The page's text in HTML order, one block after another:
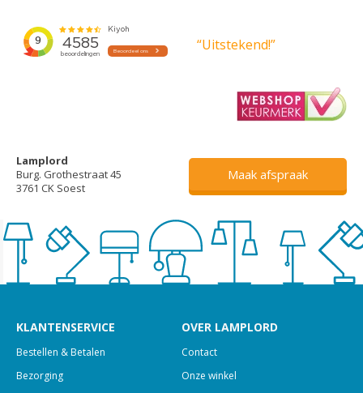
“Uitstekend!”
Lamplord
Burg. Grothestraat 45
3761 CK Soest
Maak afspraak
KLANTENSERVICE
Bestellen & Betalen
Bezorging
OVER LAMPLORD
Contact
Onze winkel